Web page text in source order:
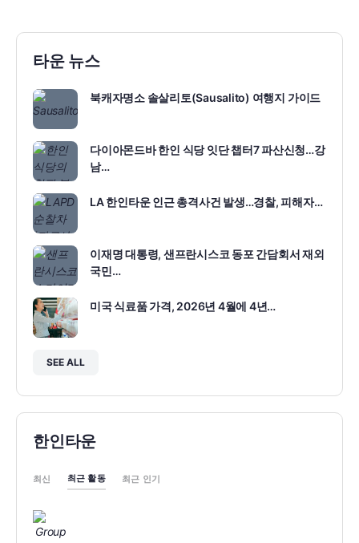
타운 뉴스
북캐자명소 솔살리토(Sausalito) 여행지 가이드
다이아몬드바 한인 식당 잇단 챕터7 파산신청…강
남…
LA 한인타운 인근 총격사건 발생…경찰, 피해자…
이재명 대통령, 샌프란시스코 동포 간담회서 재외
국민…
미국 식료품 가격, 2026년 4월에 4년…
SEE ALL
한인타운
최신 최근 활동 최근 인기